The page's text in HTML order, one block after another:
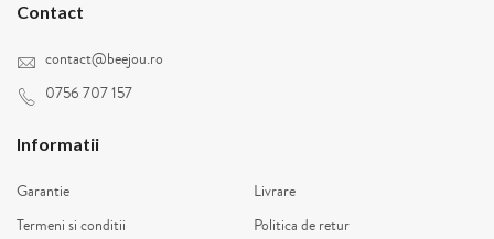
Contact
contact@beejou.ro
0756 707 157
Informatii
Garantie
Livrare
Termeni si conditii
Politica de retur